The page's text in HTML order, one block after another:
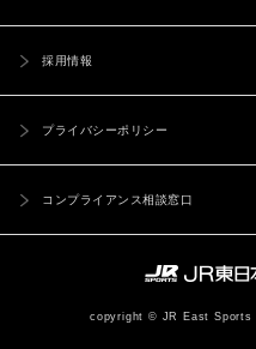
copyright © JR East Sports
採用情報
プライバシーポリシー
コンプライアンス相談窓口